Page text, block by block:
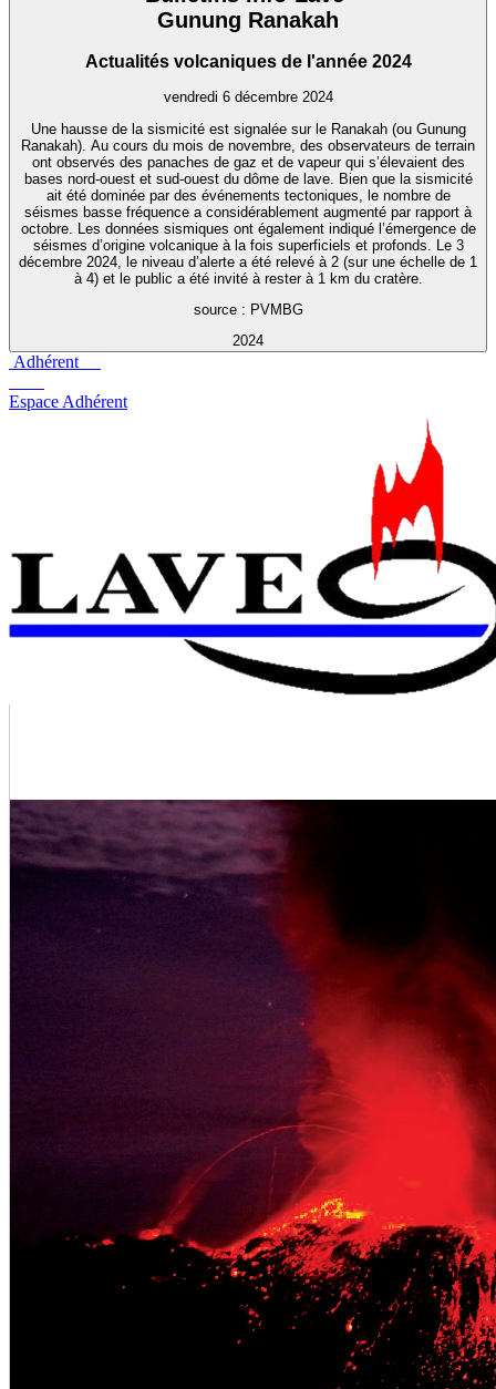
Gunung Ranakah
Actualités volcaniques de l'année 2024
vendredi 6 décembre 2024
Une hausse de la sismicité est signalée sur le Ranakah (ou Gunung
Ranakah). Au cours du mois de novembre, des observateurs de terrain
ont observés des panaches de gaz et de vapeur qui s’élevaient des
bases nord-ouest et sud-ouest du dôme de lave. Bien que la sismicité
ait été dominée par des événements tectoniques, le nombre de
séismes basse fréquence a considérablement augmenté par rapport à
octobre. Les données sismiques ont également indiqué l’émergence de
séismes d’origine volcanique à la fois superficiels et profonds. Le 3
décembre 2024, le niveau d’alerte a été relevé à 2 (sur une échelle de 1
à 4) et le public a été invité à rester à 1 km du cratère.
source : PVMBG
2024
Adhérent
Espace Adhérent